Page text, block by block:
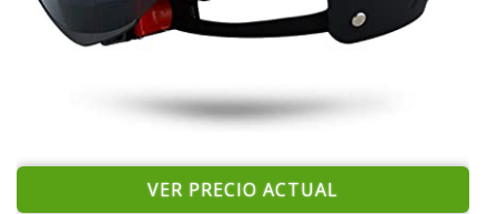
VER PRECIO ACTUAL